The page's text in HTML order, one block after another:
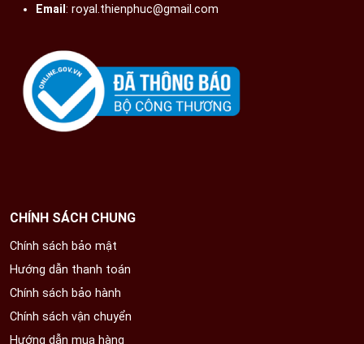
trọt của nước ta, nên đền thờ mẫu Thượng Thiên
và linh thiêng nhất vẫn là nơi Mẫu giáng trần hoặc
hiển linh và lưu dấu tích. Đồng thời, Mẫu Đệ Nhất
Thượng Thiên thường tọa ở chính giữa tam tòa với
màu đỏ đặc trưng và ngày hội chính là ngày 3/3 âm
lịch hàng năm vô cùng linh thiêng.
Email : royal.thienphuc@gmail.com
CHÍNH SÁCH CHUNG
Chính sách bảo mật
Hướng dẫn thanh toán
Chính sách bảo hành
Chính sách vận chuyển
Hướng dẫn mua hàng